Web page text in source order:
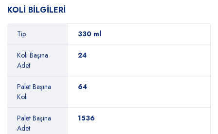
KOLİ BİLGİLERİ
Tip 330 ml
Koli Başına
Adet
24
Palet Başına
Koli
64
Palet Başına
Adet
1536